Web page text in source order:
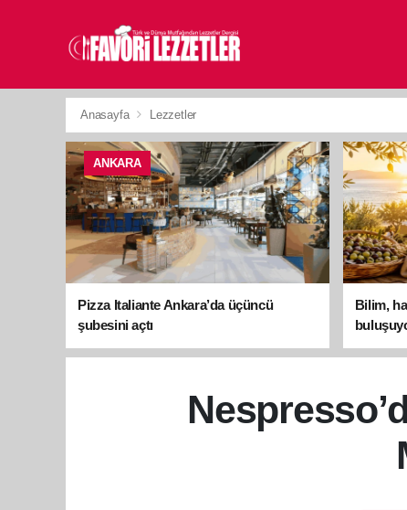
Anasayfa Lezzetler
ANKARA
Pizza Italiante Ankara’da üçüncü
şubesini açtı
Bilim,